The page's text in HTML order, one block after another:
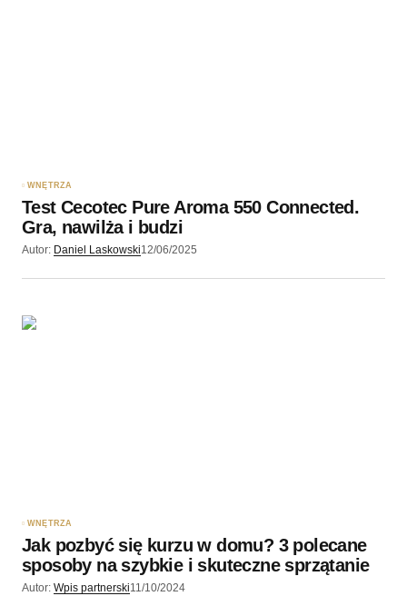
WNĘTRZA
Test Cecotec Pure Aroma 550 Connected.
Gra, nawilża i budzi
Autor: Daniel Laskowski12/06/2025
WNĘTRZA
Jak pozbyć się kurzu w domu? 3 polecane
sposoby na szybkie i skuteczne sprzątanie
Autor: Wpis partnerski11/10/2024